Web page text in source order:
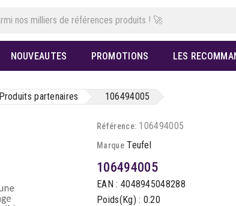
NOUVEAUTES PROMOTIONS LES
Produits partenaires 106494005
Référence: 106494005
Marque Teufel
106494005
EAN : 4048945048288
Poids(Kg) : 0.20